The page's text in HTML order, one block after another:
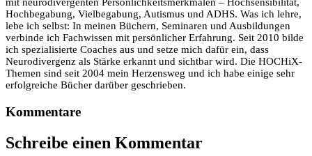
Hochbegabung, Vielbegabung, Autismus und ADHS. Was ich lehre,
lebe ich selbst: In meinen Büchern, Seminaren und Ausbildungen
verbinde ich Fachwissen mit persönlicher Erfahrung. Seit 2010 bilde
ich spezialisierte Coaches aus und setze mich dafür ein, dass
Neurodivergenz als Stärke erkannt und sichtbar wird. Die HOCHiX-
Themen sind seit 2004 mein Herzensweg und ich habe einige sehr
erfolgreiche Bücher darüber geschrieben.
Kommentare
Schreibe einen Kommentar